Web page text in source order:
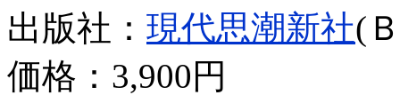
出版社： 現代思潮新社(
価格： 3,900円